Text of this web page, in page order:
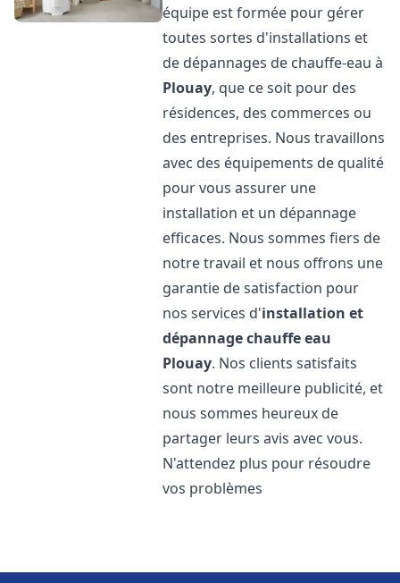
équipe est formée pour gérer
toutes sortes d'installations et
de dépannages de chauffe-eau à
Plouay, que ce soit pour des
résidences, des commerces ou
des entreprises. Nous travaillons
avec des équipements de qualité
pour vous assurer une
installation et un dépannage
efficaces. Nous sommes fiers de
notre travail et nous offrons une
garantie de satisfaction pour
nos services d'installation et
dépannage chauffe eau
Plouay. Nos clients satisfaits
sont notre meilleure publicité, et
nous sommes heureux de
partager leurs avis avec vous.
N'attendez plus pour résoudre
vos problèmes